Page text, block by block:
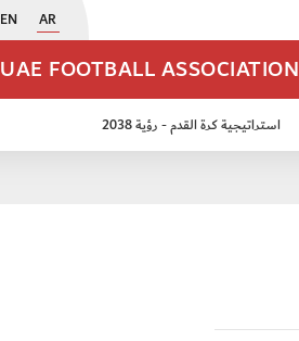
EN AR
UAE FOOTBALL ASSOCIATION
استراتيجية كرة القدم - رؤية 2038